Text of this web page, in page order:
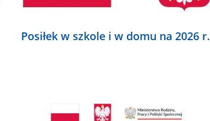
Posiłek w szkole i w domu na 2026 r.